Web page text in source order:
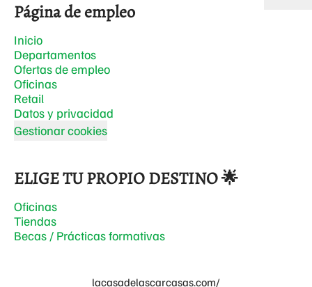
Página de empleo
Inicio
Departamentos
Ofertas de empleo
Oficinas
Retail
Datos y privacidad
Gestionar cookies
ELIGE TU PROPIO DESTINO 🌟
Oficinas
Tiendas
Becas / Prácticas formativas
lacasadelascarcasas.com/